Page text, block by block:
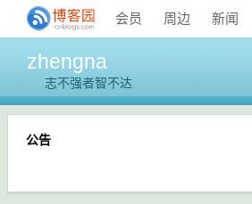
会员 周边 新闻
zhengna
志不强者智不达
公告